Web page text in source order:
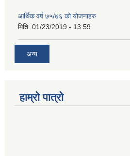
आर्थिक वर्ष ७५/७६ को योजनाहरु
मिति: 01/23/2019 - 13:59
अन्य
हाम्रो पात्रो